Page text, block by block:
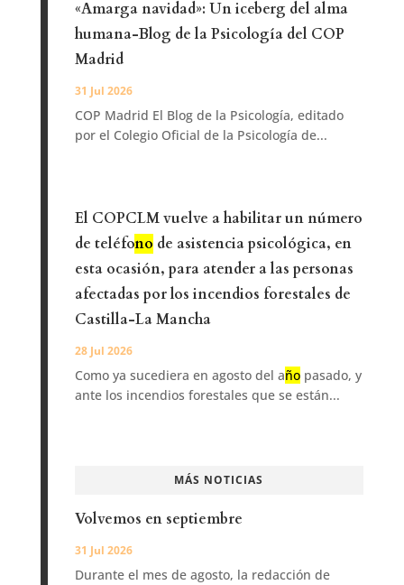
«Amarga navidad»: Un iceberg del alma
humana-Blog de la Psicología del COP
Madrid
31 Jul 2026
COP Madrid El Blog de la Psicología, editado
por el Colegio Oficial de la Psicología de...
El COPCLM vuelve a habilitar un número
de teléfono de asistencia psicológica, en
esta ocasión, para atender a las personas
afectadas por los incendios forestales de
Castilla-La Mancha
28 Jul 2026
Como ya sucediera en agosto del añopasado, y
ante los incendios forestales que se están...
MÁS NOTICIAS
Volvemos en septiembre
31 Jul 2026
Durante el mes de agosto, la redacción de